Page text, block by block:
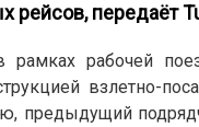
рейсов, передаёт
рамках рабочей
взлетно-
предыдущий